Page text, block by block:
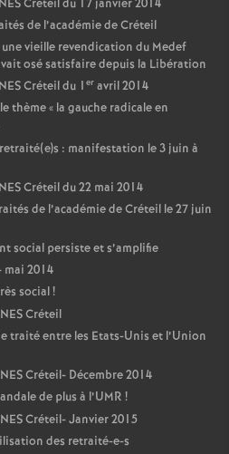
Créteil du 17 janvier 2014
de l’académie de Créteil
vieille revendication du Medef
osé satisfaire depuis la Libération
Créteil du 1 er avril 2014
thème « la gauche radicale en
: manifestation le 3 juin à
Créteil du 22 mai 2014
de l’académie de Créteil le 27 juin
social persiste et s’amplifie
2014
social!
Créteil
traité entre les Etats-Unis et l’Union
Créteil- Décembre 2014
de plus à l’UMR !
Créteil- Janvier 2015
des retraité-e-s